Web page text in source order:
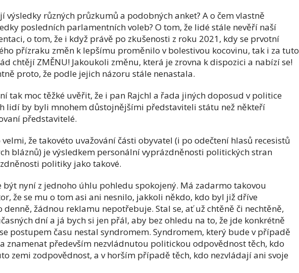
výsledky různých průzkumů a podobných anket? A o čem vlastně
posledních parlamentních voleb? O tom, že lidé stále nevěří naší
o tom, že i když právě po zkušenosti z roku 2021, kdy se prvotní
přízraku změn k lepšímu proměnilo v bolestivou kocovinu, tak i za tuto
chtějí ZMĚNU! Jakoukoli změnu, která je zrovna k dispozici a nabízí se!
proto, že podle jejich názoru stále nenastala.
tak moc těžké uvěřit, že i pan Rajchl a řada jiných doposud v politice
lidí by byli mnohem důstojnějšími představiteli státu než někteří
představitelé.
velmi, že takovéto uvažování části obyvatel (i po odečtení hlasů recesistů
bláznů) je výsledkem personální vyprázdněnosti politických stran
politiky jako takové.
být nyní z jednoho úhlu pohledu spokojený. Má zadarmo takovou
že se mu o tom asi ani nesnilo, jakkoli někdo, kdo byl již dříve
denně, žádnou reklamu nepotřebuje. Stal se, ať už chtěně či nechtěně,
dní a já bych si jen přál, aby bez ohledu na to, že jde konkrétně
postupem času nestal syndromem. Syndromem, který bude v případě
znamenat především nezvládnutou politickou odpovědnost těch, kdo
zemi zodpovědnost, a v horším případě těch, kdo nezvládají ani svoje